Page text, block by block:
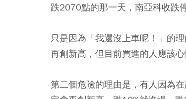
跌2070點的那一天，南亞科收跌
只是因為「我還沒上車呢！」的
再創新高，但目前買進的人應該心
第二個危險的理由是，有人因為